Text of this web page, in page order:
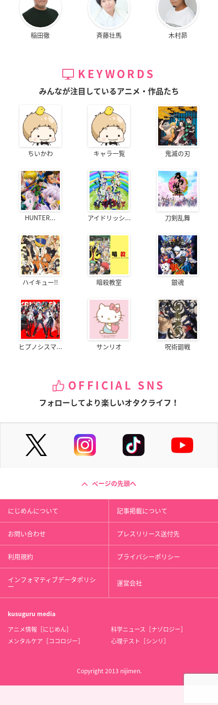
稲田徹 斉藤壮馬 木村昴
KEYWORDS
みんなが注目しているアニメ・作品たち
ちいかわ キャラ一覧 鬼滅の刃
HUNTER... アイドリッシ... 刀剣乱舞
ハイキュー!! 暗殺教室 銀魂
ヒプノシスマ... サンリオ 呪術廻戦
OFFICIAL SNS
フォローしてより楽しいオタクライフ！
ページの先頭へ
にじめんについて 記事掲載について
お問い合わせ プレスリリース送付先
利用規約 プライバシーポリシー
インフォマティブデータポリシ
ー 運営会社
kusuguru media
アニメ情報［にじめん］
科学ニュース［ナゾロジー］
メンタルケア［ココロジー］
心理テスト［シンリ］
Copyright 2013 nijimen.